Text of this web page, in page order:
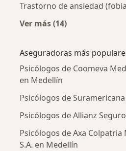
Trastorno de ansiedad
Ver más (14)
Aseguradoras más
Psicólogos de Coomeva
en Medellín
Psicólogos de
Psicólogos de Allianz
Psicólogos de Axa
S.A. en Medellín